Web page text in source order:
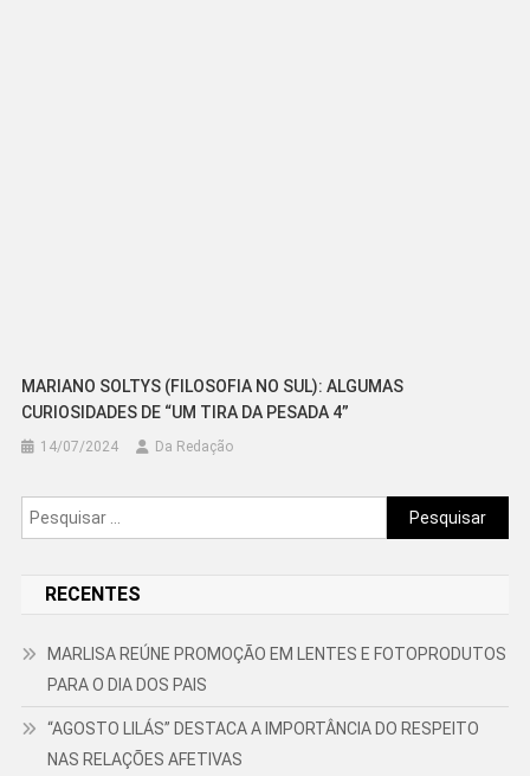
MARIANO SOLTYS (FILOSOFIA NO SUL): ALGUMAS
CURIOSIDADES DE “UM TIRA DA PESADA 4”
14/07/2024 Da Redação
Pesquisar
por:
RECENTES
MARLISA REÚNE PROMOÇÃO EM LENTES E FOTOPRODUTOS
PARA O DIA DOS PAIS
“AGOSTO LILÁS” DESTACA A IMPORTÂNCIA DO RESPEITO
NAS RELAÇÕES AFETIVAS